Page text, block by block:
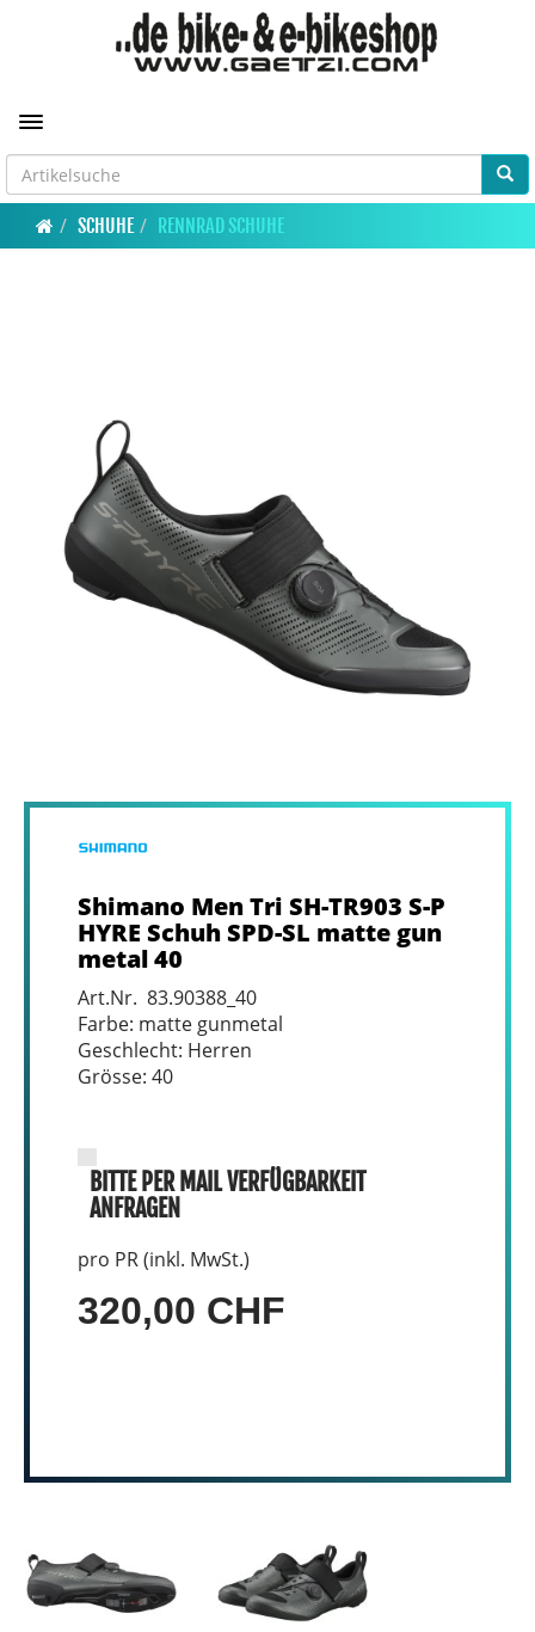
Toggle navigation
SCHUHE RENNRAD SCHUHE
Shimano Men Tri SH-TR903 S-P
HYRE Schuh SPD-SL matte gun
metal 40
Art.Nr. 83.90388_40
Farbe: matte gunmetal
Geschlecht: Herren
Grösse: 40
BITTE PER MAIL VERFÜGBARKEIT
ANFRAGEN
pro PR (inkl. MwSt.)
320,00 CHF